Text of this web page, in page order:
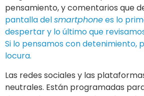
pensamiento, y comentarios que
pantalla delsmartphonees lo
despertar y lo último que
Si lo pensamos con detenimiento,
locura.
Las redes sociales y las
neutrales. Están programadas